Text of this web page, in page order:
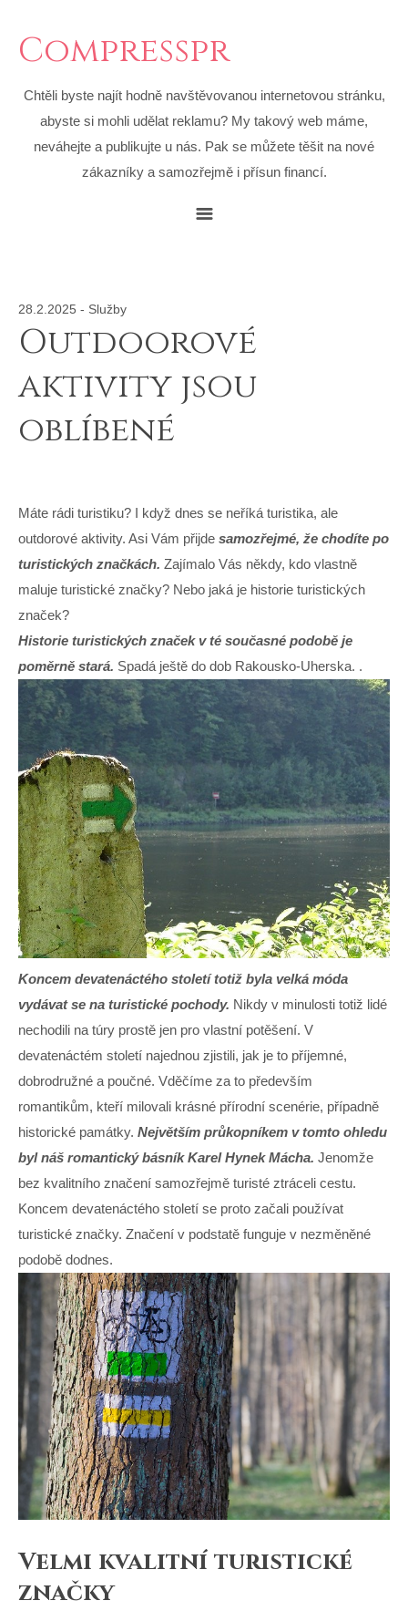
Compresspr
Chtěli byste najít hodně navštěvovanou internetovou stránku,
abyste si mohli udělat reklamu? My takový web máme,
neváhejte a publikujte u nás. Pak se můžete těšit na nové
zákazníky a samozřejmě i přísun financí.
28.2.2025 - Služby
Outdoorové
aktivity jsou
oblíbené
Máte rádi turistiku? I když dnes se neříká turistika, ale
outdorové aktivity. Asi Vám přijde samozřejmé, že chodíte po
turistických značkách. Zajímalo Vás někdy, kdo vlastně
maluje turistické značky? Nebo jaká je historie turistických
značek?
Historie turistických značek v té současné podobě je
poměrně stará. Spadá ještě do dob Rakousko-Uherska. .
Koncem devatenáctého století totiž byla velká móda
vydávat se na turistické pochody. Nikdy v minulosti totiž lidé
nechodili na túry prostě jen pro vlastní potěšení. V
devatenáctém století najednou zjistili, jak je to příjemné,
dobrodružné a poučné. Vděčíme za to především
romantikům, kteří milovali krásné přírodní scenérie, případně
historické památky. Největším průkopníkem v tomto ohledu
byl náš romantický básník Karel Hynek Mácha. Jenomže
bez kvalitního značení samozřejmě turisté ztráceli cestu.
Koncem devatenáctého století se proto začali používat
turistické značky. Značení v podstatě funguje v nezměněné
podobě dodnes.
Velmi kvalitní turistické
značky